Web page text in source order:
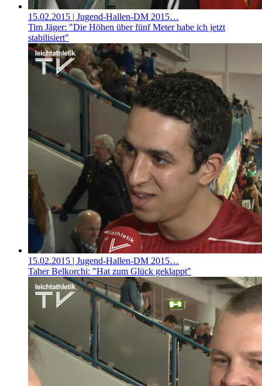
15.02.2015 | Jugend-Hallen-DM 2015…
Tim Jäger: "Die Höhen über fünf Meter habe ich jetzt
stabilisiert"
15.02.2015 | Jugend-Hallen-DM 2015…
Taher Belkorchi: "Hat zum Glück geklappt"